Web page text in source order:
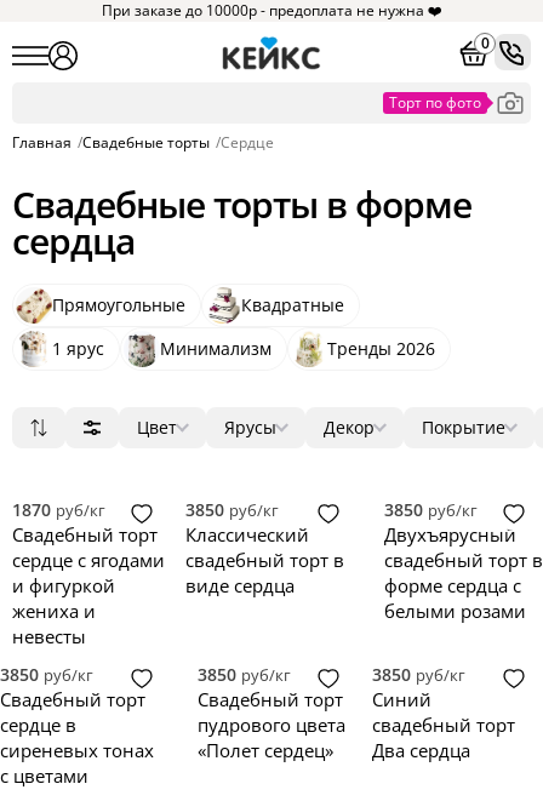
При заказе до 10000р - предоплата не нужна ❤️
0
Главная /Свадебные торты /Сердце
Свадебные торты в форме
сердца
Прямоугольные
Квадратные
1 ярус
Минимализм Тренды 2026
Сначала дорогие
Новинки
Цвет
Бирюзовый
1
Голубой
2
Красный
5
Розовый
8
1
Желтый
0
Золотой
0
Ярусы
3
4
1
5
0
Декор
фигурки
фотопечать
надпись
топпер
Покрытие
велюр
без мастики
зеркальная глазурь
0
голый торт
квадрат
прямоугольник
сердце
1870 руб/кг
Свадебный торт
сердце с ягодами
и фигуркой
жениха и
невесты
3850 руб/кг
Классический
свадебный торт в
виде сердца
3850 руб/кг
Двухъярусный
свадебный торт в
форме сердца с
белыми розами
3850 руб/кг
Свадебный торт
сердце в
сиреневых тонах
с цветами
3850 руб/кг
Свадебный торт
пудрового цвета
«Полет сердец»
3850 руб/кг
Синий
свадебный торт
Два сердца